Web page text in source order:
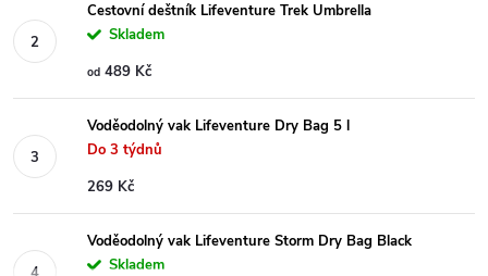
Cestovní deštník Lifeventure Trek Umbrella
Skladem
od 489 Kč
Voděodolný vak Lifeventure Dry Bag 5 l
Do 3 týdnů
269 Kč
Voděodolný vak Lifeventure Storm Dry Bag Black
Skladem